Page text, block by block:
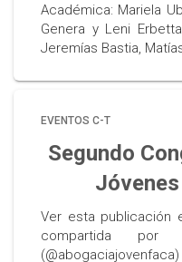
Académica: Mariela
Genera y Leni
Jeremías Bastia,
EVENTOS C-T
Segundo
Ver esta publicación
compartida por